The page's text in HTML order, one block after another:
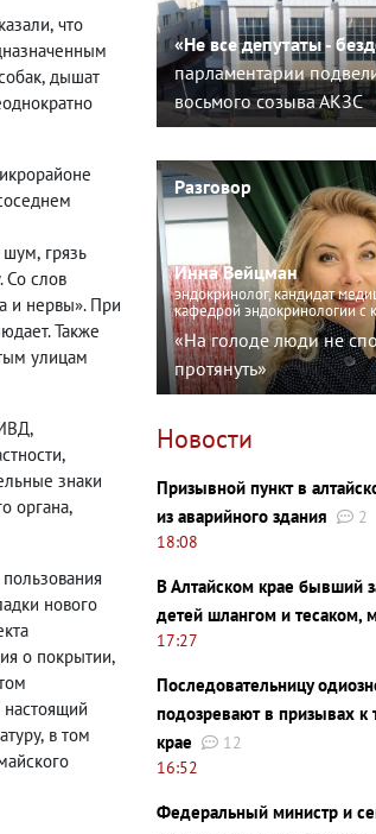
, что
, дышат
шум, грязь
Со слов
и нервы». При
Также
улицам
,
,
знаки
органа,
нового
о покрытии,
настоящий
, в том
«Не все депутаты -
парламентарии
восьмого созыва АКЗС
Разговор
Инна Вейцман
эндокринолог, кандидат
кафедрой эндокринологии
«На голоде люди не
протянуть»
Новости
Призывной пункт в
из аварийного здания
2
18:08
В Алтайском крае бывший
детей шлангом и тесаком,
17:27
Последовательницу
подозревают в призывах к
крае
12
16:52
Федеральный министр и